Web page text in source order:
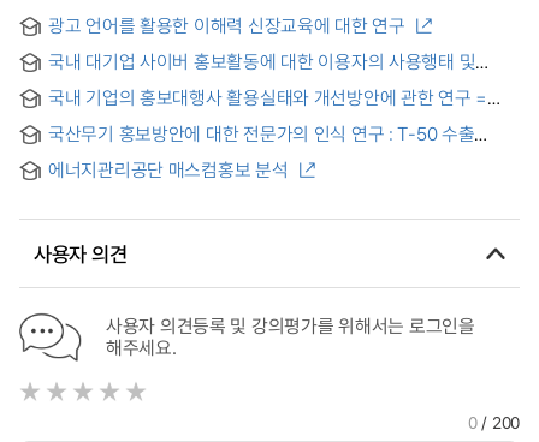
광고 언어를 활용한 이해력 신장교육에 대한 연구
국내 대기업 사이버 홍보활동에 대한 이용자의 사용행태 및
internet users' reaction and gratification standard on the
cyber PR of a domestic enterprise : centered around the
case of KTF
국내 기업의 홍보대행사 활용실태와 개선방안에 관한 연구 =
commercial PR agent
국산무기 홍보방안에 대한 전문가의 인식 연구 : T-50 수출
에너지관리공단 매스컴홍보 분석
사용자 의견
사용자 의견등록 및 강의평가를 위해서는 로그인을
해주세요.
0/ 200